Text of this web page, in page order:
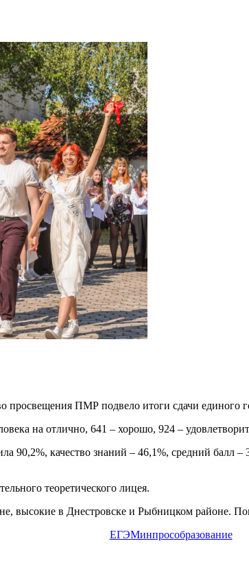
просвещения ПМР подвело итоги сдачи единого
на отлично, 641 – хорошо, 924 –
90,2%, качество знаний – 46,1%, средний
теоретического лицея.
высокие в Днестровске и Рыбницком районе.
ЕГЭМинпрособразование